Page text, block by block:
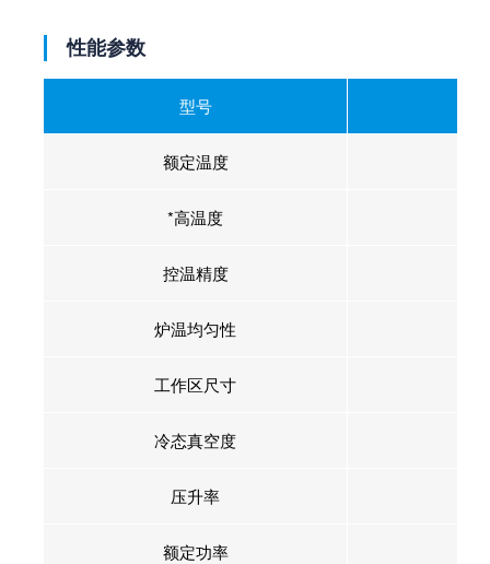
性能参数
型号
额定温度
*高温度
控温精度
炉温均匀性
工作区尺寸
冷态真空度
压升率
额定功率